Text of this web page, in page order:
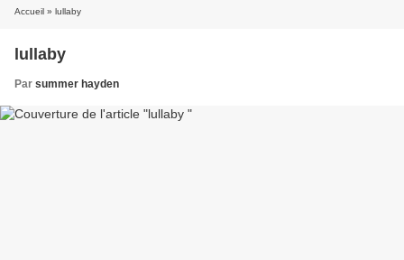
Accueil » lullaby
lullaby
Par summer hayden